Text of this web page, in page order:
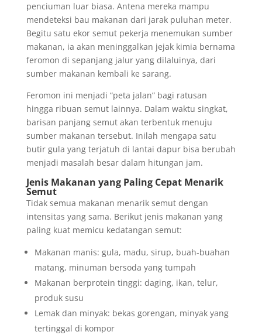
penciuman luar biasa. Antena mereka mampu
mendeteksi bau makanan dari jarak puluhan meter.
Begitu satu ekor semut pekerja menemukan sumber
makanan, ia akan meninggalkan jejak kimia bernama
feromon di sepanjang jalur yang dilaluinya, dari
sumber makanan kembali ke sarang.
Feromon ini menjadi “peta jalan” bagi ratusan
hingga ribuan semut lainnya. Dalam waktu singkat,
barisan panjang semut akan terbentuk menuju
sumber makanan tersebut. Inilah mengapa satu
butir gula yang terjatuh di lantai dapur bisa berubah
menjadi masalah besar dalam hitungan jam.
Jenis Makanan yang Paling Cepat Menarik
Semut
Tidak semua makanan menarik semut dengan
intensitas yang sama. Berikut jenis makanan yang
paling kuat memicu kedatangan semut:
Makanan manis: gula, madu, sirup, buah-buahan
matang, minuman bersoda yang tumpah
Makanan berprotein tinggi: daging, ikan, telur,
produk susu
Lemak dan minyak: bekas gorengan, minyak yang
tertinggal di kompor